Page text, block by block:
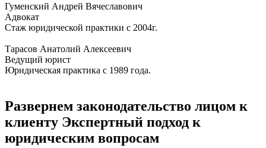
Гуменский Андрей Вячеславович
Адвокат
Стаж юридической практики с 2004г.
Тарасов Анатолий Алексеевич
Ведущий юрист
Юридическая практика с 1989 года.
Развернем законодательство лицом к
клиенту Экспертный подход к
юридическим вопросам